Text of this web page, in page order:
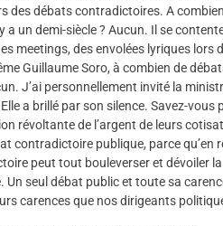
des débats contradictoires. A
a un demi-siècle ? Aucun. Il se
meetings, des envolées lyriques lors
Guillaume Soro, à combien de
J’ai personnellement invité la
a brillé par son silence. Savez-
révoltante de l’argent de leurs
contradictoire publique, parce qu’en
peut tout bouleverser et dévoiler
Un seul débat public et toute sa
carences que nos dirigeants